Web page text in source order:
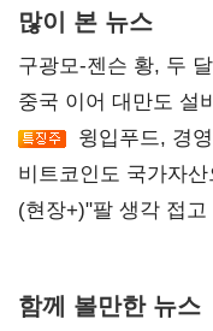
많이 본 뉴스
구광모-젠슨 황, 두
중국 이어 대만도 설
윙입푸드, 경
비트코인도 국가자
숙제
(현장+)"팔 생각 접
함께 볼만한 뉴스